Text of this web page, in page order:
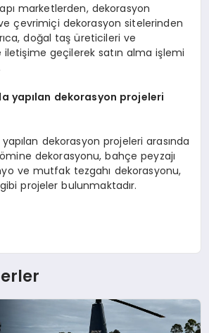
marketlerden, dekorasyon
çevrimiçi dekorasyon sitelerinden
doğal taş üreticileri ve
geçilerek satın alma işlemi
yapılan dekorasyon projeleri
dekorasyon projeleri arasında
dekorasyonu, bahçe peyzajı
ve mutfak tezgahı dekorasyonu,
projeler bulunmaktadır.